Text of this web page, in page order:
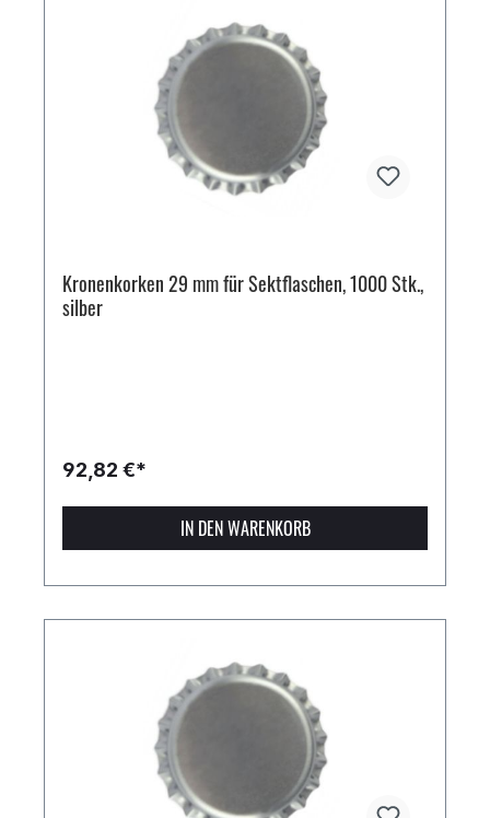
Kronenkorken 29 mm für Sektflaschen, 1000 Stk.,
silber
92,82 €*
IN DEN WARENKORB